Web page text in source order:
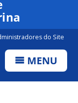
do Site
MENU